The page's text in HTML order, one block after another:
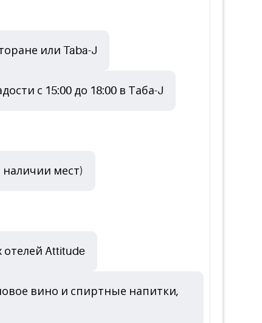
или Taba-J
с 15:00 до 18:00 в Таба-J
наличии мест)
Attitude
вино и спиртные напитки,